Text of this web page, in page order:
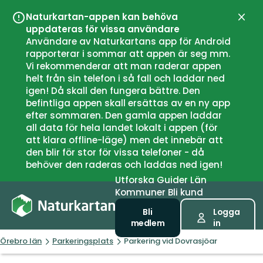
Naturkartan-appen kan behöva
uppdateras för vissa användare
Användare av Naturkartans app för Android
rapporterar i sommar att appen är seg mm.
Vi rekommenderar att man raderar appen
helt från sin telefon i så fall och laddar ned
igen! Då skall den fungera bättre. Den
befintliga appen skall ersättas av en ny app
efter sommaren. Den gamla appen laddar
all data för hela landet lokalt i appen (för
att klara offline-läge) men det innebär att
den blir för stor för vissa telefoner - då
behöver den raderas och laddas ned igen!
UtforskaGuiderLän
Kommuner Bli kund
Bli
medlem
Logga
in
Örebro län Parkeringsplats Parkering vid Dovrasjöar